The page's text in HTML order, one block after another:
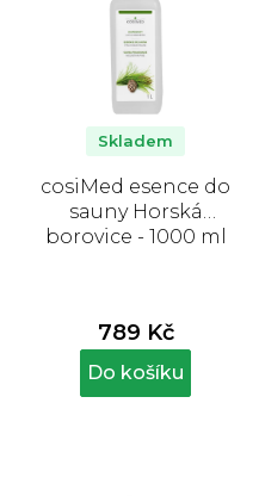
cosiMed esence do
sauny Horská
borovice - 1000 ml
Skladem
789 Kč
Do košíku